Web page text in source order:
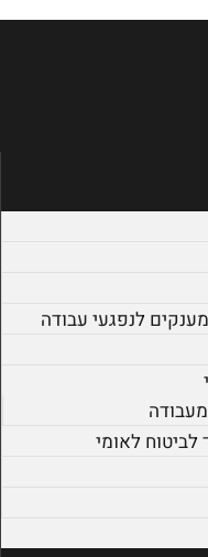
לנפגעי עבודה
לאומי